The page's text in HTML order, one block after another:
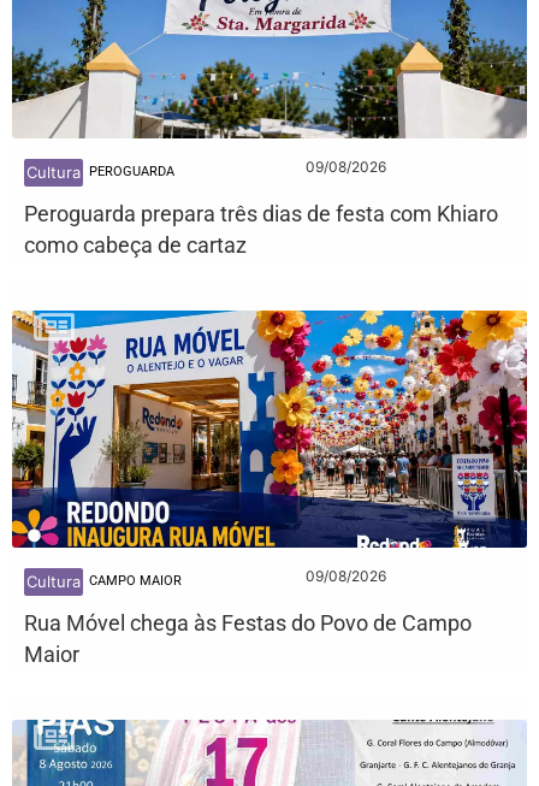
Cultura PEROGUARDA 09/08/2026
Peroguarda prepara três dias de festa com Khiaro
como cabeça de cartaz
Cultura CAMPO MAIOR 09/08/2026
Rua Móvel chega às Festas do Povo de Campo
Maior